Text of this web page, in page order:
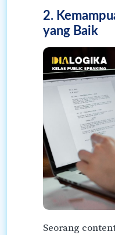
2.
yang Baik
Seorang